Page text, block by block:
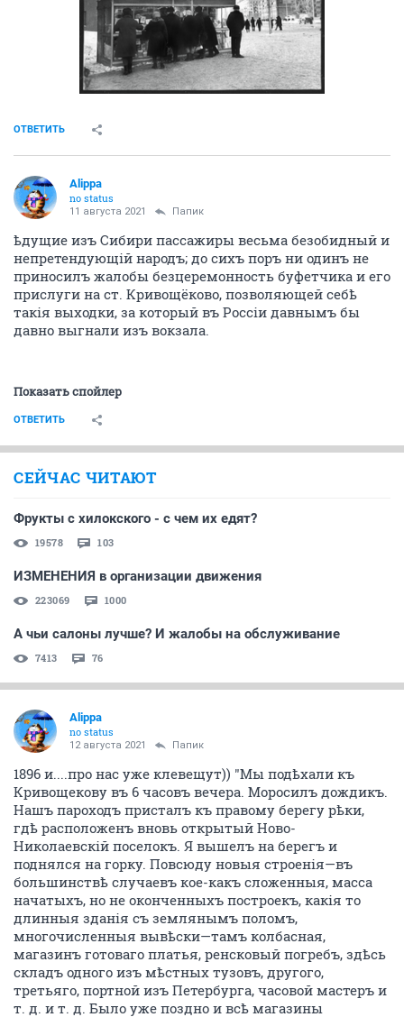
ОТВЕТИТЬ
Alippa
no status
11 августа 2021 Папик
ѣдущие изъ Сибири пассажиры весьма безобидный и
непретендующій народъ; до сихъ поръ ни одинъ не
приносилъ жалобы безцеремонность буфетчика и его
прислуги на ст. Кривощёково, позволяющей себѣ
такiя выходки, за который въ Россіи давнымъ бы
давно выгнали изъ вокзала.
Показать спойлер
ОТВЕТИТЬ
СЕЙЧАС ЧИТАЮТ
Фрукты с хилокского - с чем их едят?
19578 103
ИЗМЕНЕНИЯ в организации движения
223069 1000
А чьи салоны лучше? И жалобы на обслуживание
7413 76
Alippa
no status
12 августа 2021 Папик
1896 и....про нас уже клевещут)) "Мы подѣхали къ
Кривощекову въ 6 часовъ вечера. Моросилъ дождикъ.
Нашъ пароходъ присталъ къ правому берегу рѣки,
гдѣ расположенъ вновь открытый Ново-
Николаевскій поселокъ. Я вышелъ на берегъ и
поднялся на горку. Повсюду новыя строенія—въ
большинствѣ случаевъ кое-какъ сложенныя, масса
начатыхъ, но не оконченныхъ построекъ, какія то
длинныя зданiя съ землянымъ поломъ,
многочисленныя вывѣски—тамъ колбасная,
магазинъ готоваго платья, ренсковый погребъ, здѣсь
складъ одного изъ мѣстных тузовъ, другого,
третьяго, портной изъ Петербурга, часовой мастеръ и
т. д. и т. д. Было уже поздно и всѣ магазины